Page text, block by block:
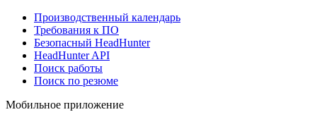
Производственный календарь
Требования к ПО
Безопасный HeadHunter
HeadHunter API
Поиск работы
Поиск по резюме
Мобильное приложение